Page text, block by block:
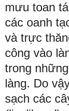
mưu toan
các oanh
và trực
công vào
trong
làng. Do
sạch các